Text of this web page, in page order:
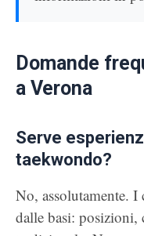
Domande
a Verona
Serve
taekwondo?
No, assolutamente.
dalle basi: posizioni,